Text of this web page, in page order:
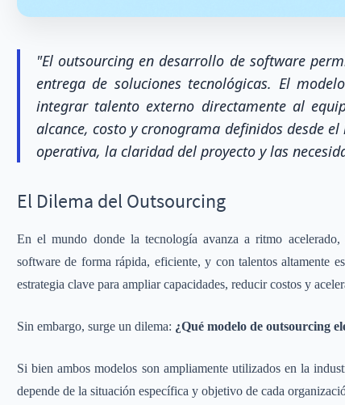
"El outsourcing en desarrollo de software
entrega de soluciones tecnológicas. El
integrar talento externo directamente al
alcance, costo y cronograma definidos desde
operativa, la claridad del proyecto y las
El Dilema del Outsourcing
En el mundo donde la tecnología avanza a ritmo
software de forma rápida, eficiente, y con talentos altamente
estrategia clave para ampliar capacidades, reducir costos y
Sin embargo, surge un dilema: ¿Qué modelo de outsourcing
Si bien ambos modelos son ampliamente utilizados en la
depende de la situación específica y objetivo de cada